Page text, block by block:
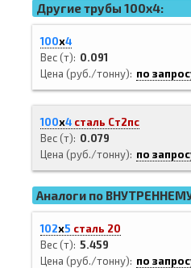
Другие трубы 100x4:
100х4
Вес (т)
0.091
Цена (руб./тонну)
по
100х4 сталь Ст2пс
Вес (т)
0.079
Цена (руб./тонну)
по
Аналоги по
102х5 сталь 20
Вес (т) 5.459
Цена (руб./тонну)
по